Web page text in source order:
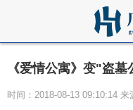
《爱情公寓》变"盗
时间：2018-08-13 09:10:14 来